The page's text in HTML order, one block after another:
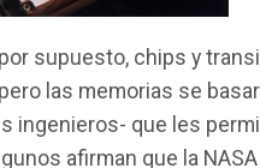
por supuesto, chips y
las memorias se
ingenieros- que les
afirman que la